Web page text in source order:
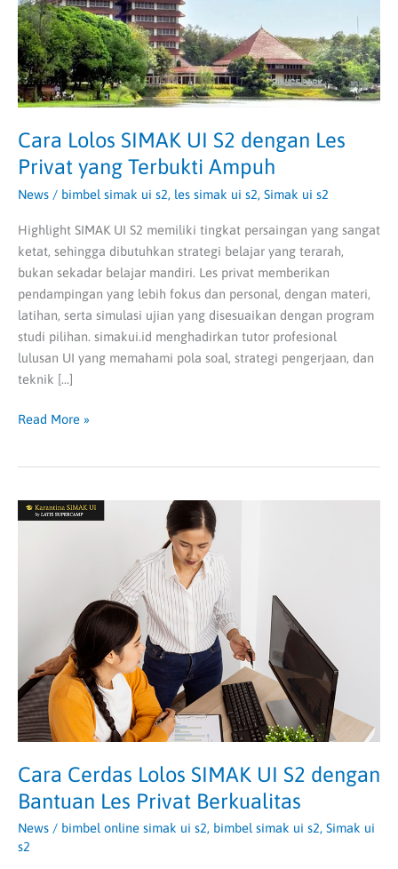
Cara Lolos SIMAK UI S2 dengan Les
Privat yang Terbukti Ampuh
News / bimbel simak ui s2, les simak ui s2, Simak ui s2
Highlight SIMAK UI S2 memiliki tingkat persaingan yang sangat
ketat, sehingga dibutuhkan strategi belajar yang terarah,
bukan sekadar belajar mandiri. Les privat memberikan
pendampingan yang lebih fokus dan personal, dengan materi,
latihan, serta simulasi ujian yang disesuaikan dengan program
studi pilihan. simakui.id menghadirkan tutor profesional
lulusan UI yang memahami pola soal, strategi pengerjaan, dan
teknik […]
Les
Privat
yang
Terbukti
Ampuh
Read More »
Cara Cerdas Lolos SIMAK UI S2 dengan
Bantuan Les Privat Berkualitas
News / bimbel online simak ui s2, bimbel simak ui s2, Simak ui
s2
Cara
Bantuan
Les
Privat
Berkualitas